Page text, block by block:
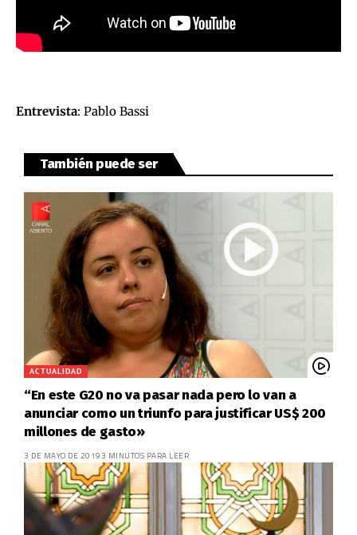
Entrevista: Pablo Bassi
También puede ser
ACTUALIDAD
“En este G20 no va pasar nada pero lo van a
anunciar como un triunfo para justificar US$ 200
millones de gasto»
3 DE MAYO DE 2019 3 MINUTOS PARA LEER